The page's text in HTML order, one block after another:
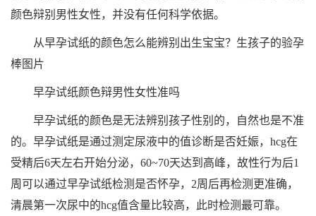
颜色辩别男性女性，并没有任何科学依据。
从早孕试纸的颜色怎么能辨别出生宝宝？生孩子的验孕
棒图片
早孕试纸颜色辩男性女性准吗
早孕试纸的颜色是无法辨别孩子性别的，自然也是不准
的。早孕试纸是通过测定尿液中的值诊断是否妊娠，hcg在
受精后6天左右开始分泌，60~70天达到高峰，故性行为后1
周可以通过早孕试纸检测是否怀孕，2周后再检测更准确，
清晨第一次尿中的hcg值含量比较高，此时检测最可靠。